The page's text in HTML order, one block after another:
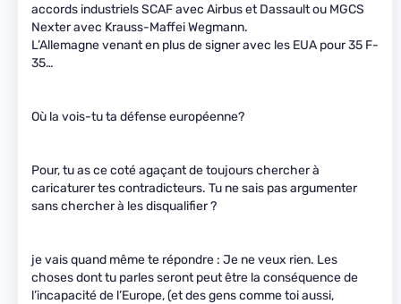
accords industriels SCAF avec Airbus et Dassault ou MGCS
Nexter avec Krauss-Maffei Wegmann.
L’Allemagne venant en plus de signer avec les EUA pour 35 F-
35…
Où la vois-tu ta défense européenne?
Pour, tu as ce coté agaçant de toujours chercher à
caricaturer tes contradicteurs. Tu ne sais pas argumenter
sans chercher à les disqualifier ?
je vais quand même te répondre : Je ne veux rien. Les
choses dont tu parles seront peut être la conséquence de
l’incapacité de l’Europe, (et des gens comme toi aussi,